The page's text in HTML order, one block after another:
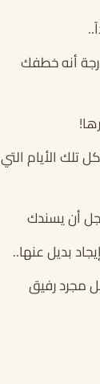
أنه خطفك
تلك الأيام التي
أن يسندك
بديل عنها..
مجرد رفيق